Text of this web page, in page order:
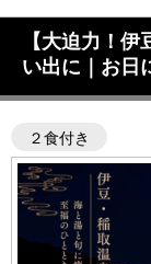
【大迫力！
い出に｜お日
２食付き